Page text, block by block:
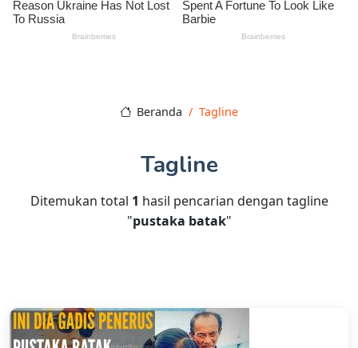
Beranda Tagline
Tagline
Ditemukan total 1 hasil pencarian dengan tagline
"pustaka batak"